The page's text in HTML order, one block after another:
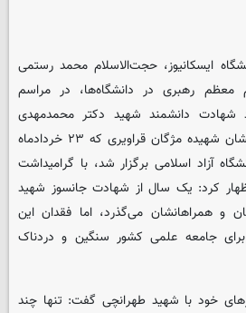
ایسکانیوز، حجت‌الاسلام محمد رستمی
معظم رهبری در دانشگاه‌ها، در مراسم
شهادت دانشمند شهید دکتر محمدمهدی
طهرانچی و همسر مکرمه ایشان شهیده مژگان قراویری که ۲۳ خردادماه
آزاد اسلامی برگزار شد، با گرامیداشت
کرد: یک سال از شهادت جانسوز شهید
و همراهانشان می‌گذرد، اما فقدان این
برای جامعه علمی کشور سنگین و دردناک
خود با شهید طهرانچی گفت: تنها چند